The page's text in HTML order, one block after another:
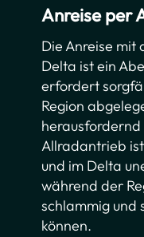
Anreise per
Die Anreise mit
Delta ist ein
erfordert
Region
herausfordernd
Allradantrieb
und im Delta
während der
schlammig und
können.